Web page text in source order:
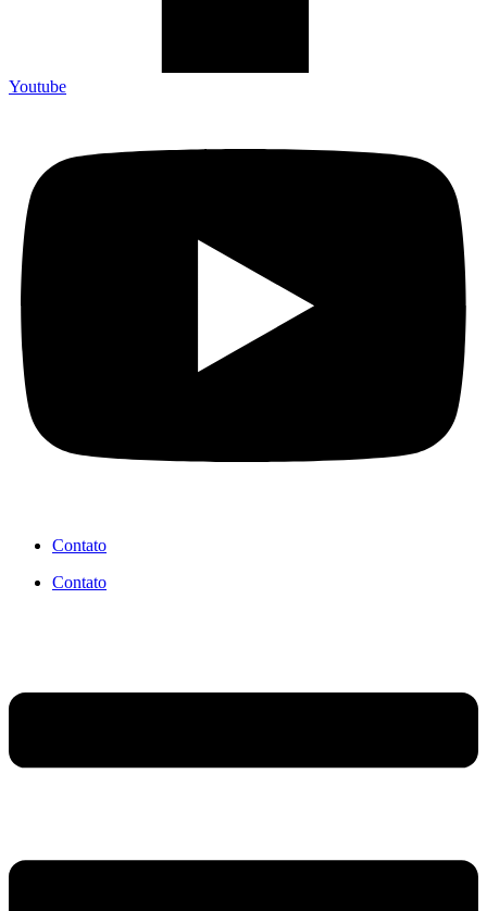
Youtube
Contato
Contato